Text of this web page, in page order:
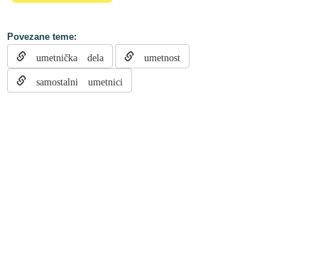
Povezane teme:
umetnička dela umetnost
samostalni umetnici